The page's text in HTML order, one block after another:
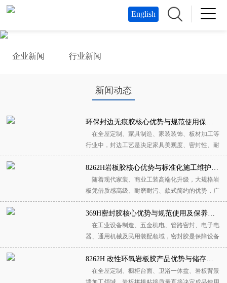
English
企业新闻 行业新闻
新闻动态
环保封边无痕胶核心优势与规范使用保养指南
在全屋定制、家具制造、家装装饰、板材加工等
行业中，封边工艺是决定家具美观度、密封性、耐
用性的关键工序。传统封边胶水易出现溢胶、胶线
明显、开裂脱边、异味刺鼻等问题，不仅影响产品
颜值，还存在环保隐患。环保封边无痕胶作为新一
代高端封边粘接材料，凭借零胶线无痕效果、绿色
环保、粘接牢固、耐候性强等优势，成为高...
8262H岩板胶核心优势与标准化施工维护保养指南
随着现代家装、商业工装高端化升级，大规格岩
板凭借质感高级、耐磨耐污、款式简约的优势，广
泛应用于墙面铺贴、地面装饰、台面定制、背景墙
造型等场景。岩板材质致密、吸水率极低、自重较
大，对粘接材料的粘结强度、柔韧性、稳定性和耐
候性有着极高要求，普通瓷砖胶、万能胶极易出现
空鼓、脱落、开裂、脱层等问题。8262H岩板...
369H密封胶核心优势与规范使用及保养维护指南
在工业设备制造、五金机电、管路密封、电子电
器、通用机械及民用装配领域，密封胶是保障设备
气密性、水密性、稳定性的关键辅助材料。密封胶
的粘接强度、耐温性能、耐老化能力直接影响设备
运行精度、密封效果与使用寿命。369H密封胶作
为一款通用性极强的改性高分子密封粘接材料，凭
8262H 改性环氧岩板胶产品优势与储存、施工保养全指南
在全屋定制、橱柜台面、卫浴一体盆、岩板背景